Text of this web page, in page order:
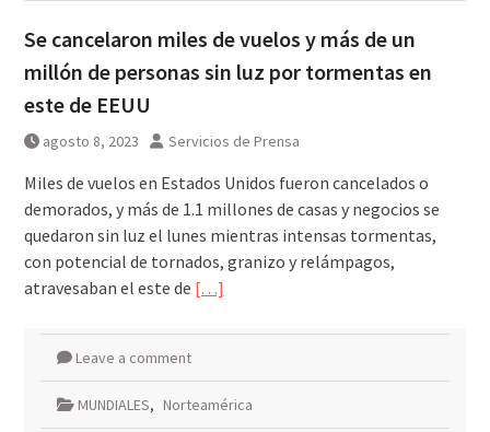
Se cancelaron miles de vuelos y más de un
millón de personas sin luz por tormentas en
este de EEUU
agosto 8, 2023 Servicios de Prensa
Miles de vuelos en Estados Unidos fueron cancelados o
demorados, y más de 1.1 millones de casas y negocios se
quedaron sin luz el lunes mientras intensas tormentas,
con potencial de tornados, granizo y relámpagos,
atravesaban el este de […]
Leave a comment
MUNDIALES, Norteamérica